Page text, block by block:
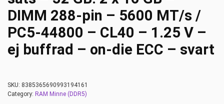
DIMM 288-pin – 5600 MT/s /
PC5-44800 – CL40 – 1.25 V –
ej buffrad – on-die ECC – svart
SKU: 8385365690993194161
Category: RAM Minne (DDR5)